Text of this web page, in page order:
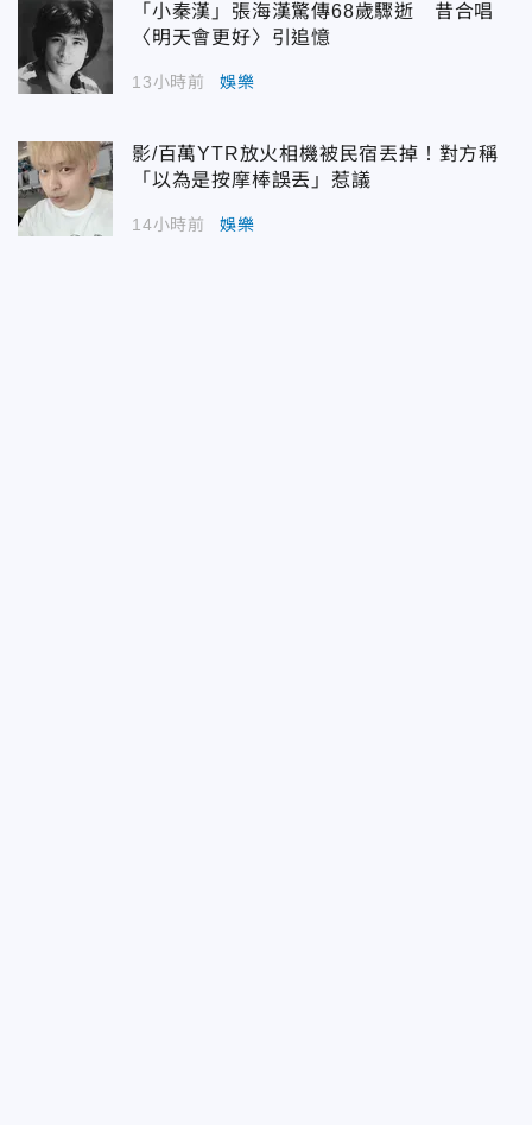
「小秦漢」張海漢驚傳68歲驟逝 昔合唱
〈明天會更好〉引追憶
13小時前 娛樂
影/百萬YTR放火相機被民宿丟掉！對方稱
「以為是按摩棒誤丟」惹議
14小時前 娛樂